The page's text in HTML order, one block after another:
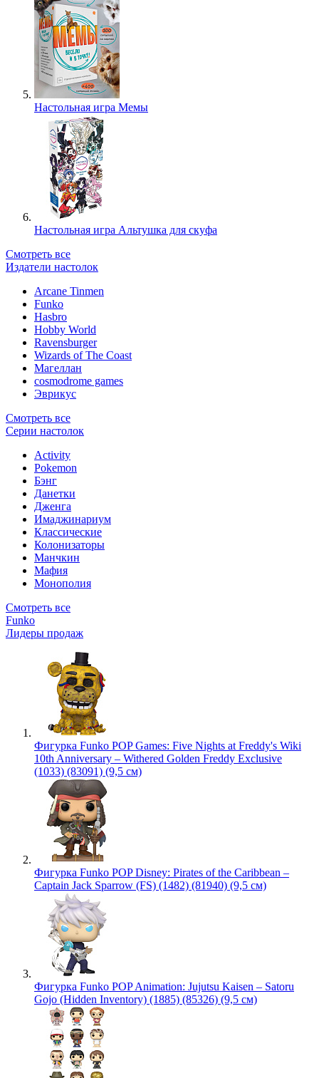
Настольная игра Мемы
Настольная игра Альтушка для скуфа
Смотреть все
Издатели настолок
Arcane Tinmen
Funko
Hasbro
Hobby World
Ravensburger
Wizards of The Coast
Магеллан
сosmodrome games
Эврикус
Смотреть все
Серии настолок
Activity
Pokemon
Бэнг
Данетки
Дженга
Имаджинариум
Классические
Колонизаторы
Манчкин
Мафия
Монополия
Смотреть все
Funko
Лидеры продаж
Фигурка Funko POP Games: Five Nights at Freddy's Wiki
10th Anniversary – Withered Golden Freddy Exclusive
(1033) (83091) (9,5 см)
Фигурка Funko POP Disney: Pirates of the Caribbean –
Captain Jack Sparrow (FS) (1482) (81940) (9,5 см)
Фигурка Funko POP Animation: Jujutsu Kaisen – Satoru
Gojo (Hidden Inventory) (1885) (85326) (9,5 см)